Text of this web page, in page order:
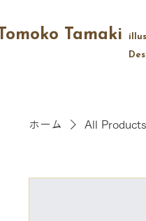
Tomoko Tamaki
ホーム All Products